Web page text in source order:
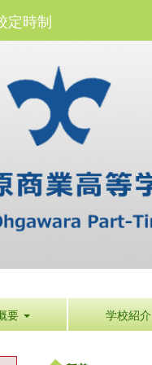
定時制
要 学校紹介